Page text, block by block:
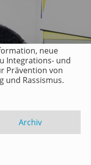
neue
Integrations- und
Prävention von
und Rassismus.
Archiv